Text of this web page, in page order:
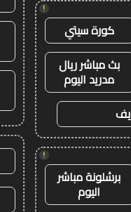
!
كورة سيتي
بث مباشر ريال
مدريد اليوم
!
برشلونة مباشر
اليوم